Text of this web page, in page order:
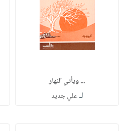
... ويأتي النهار
لـعلي جديد